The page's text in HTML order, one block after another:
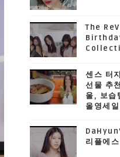
The
센스 터
선물 추
울, 보습
올영세일
리플에